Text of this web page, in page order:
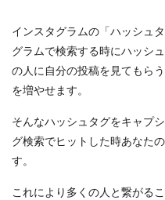
インスタグラムの「ハッシュ
グラムで検索する時にハッシ
の人に自分の投稿を見てもら
を増やせます。
そんなハッシュタグをキャプ
グ検索でヒットした時あなた
す。
これにより多くの人と繋がる